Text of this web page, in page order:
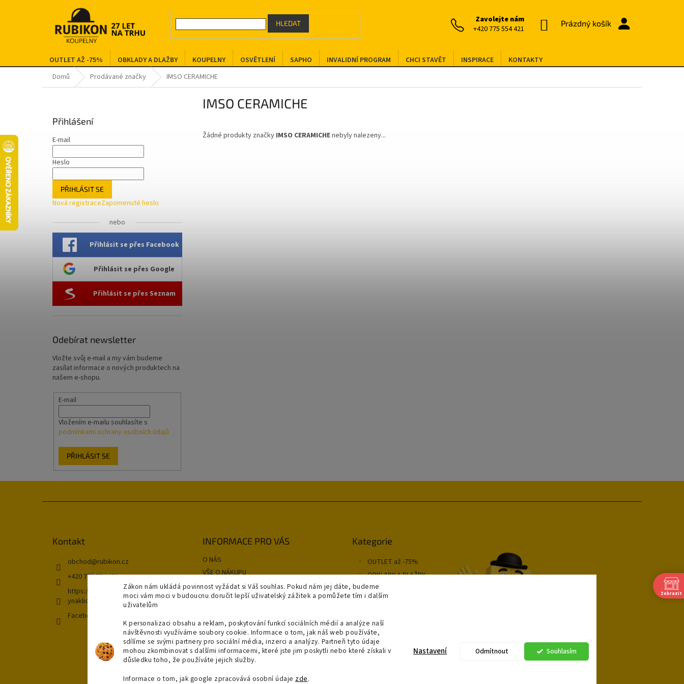
Zákon nám ukládá povinnost vyžádat si Váš souhlas. Pokud nám jej dáte, budeme
moci vám moci v budoucnu doručit lepší uživatelský zážitek a pomůžete tím i dalším
uživatelům
K personalizaci obsahu a reklam, poskytování funkcí sociálních médií a analýze naší
návštěvnosti využíváme soubory cookie. Informace o tom, jak náš web používáte,
sdílíme se svými partnery pro sociální média, inzerci a analýzy. Partneři tyto údaje
mohou zkombinovat s dalšími informacemi, které jste jim poskytli nebo které získali v
důsledku toho, že používáte jejich služby.
Informace o tom, jak google zpracovává osobní údaje zde.
Souhlasím
Odmítnout
Nastavení
HLEDAT
Zavolejte nám
+420 775 554 421
NÁKUPNÍ
Prázdný košík
OUTLET AŽ -75% OBKLADY A DLAŽBY KOUPELNY OSVĚTLENÍ SAPHO INVALIDNÍ PROGRAM CHCI STAVĚT INSPIRACE
KONTAKTY
Domů
Prodávané značky IMSO CERAMICHE
Přihlášení
E-mail
Heslo
PŘIHLÁSIT SE
Nová registraceZapomenuté heslo
nebo
Přihlásit se přes Facebook
Přihlásit se přes Google
Přihlásit se přes Seznam
Odebírat newsletter
Vložte svůj e-mail a my vám budeme
zasílat informace o nových produktech na
našem e-shopu.
E-mail
Vložením e-mailu souhlasíte s
podmínkami ochrany osobních údajů
PŘIHLÁSIT SE
IMSO CERAMICHE
Žádné produkty značky IMSO CERAMICHEnebyly nalezeny...
Kontakt
obchod@rubikon.cz
+420 775 554 421
Facebook
https://www.instagram.com/koupeln
ynaklic/
INFORMACE PRO VÁS
O NÁS
VŠE O NÁKUPU
OBCHODNÍ PODMÍNKY
GDPR
DOPRAVA A PLATBA
NAŠE PRODEJNA
Moje objednávka
kategorie
Kategorie
OUTLET až -75%
OBKLADY A DLAŽBY
KOUPELNY
Zobrazit